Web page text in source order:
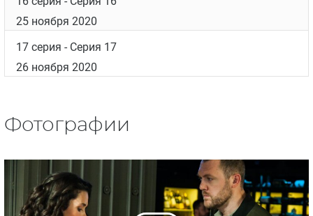
17 ноября 2020
12 серия
- Серия 12
18 ноября 2020
14 серия - Серия 14
15 серия- Серия 15
24 ноября 2020